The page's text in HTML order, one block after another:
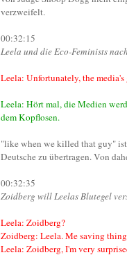
verzweifelt.
00:32:15
Leela und die Eco-Feminists
Leela: Unfortunately, the
Leela: Hört mal, die Medien
dem Kopflosen.
"like when we killed that guy"
Deutsche zu übertragen. Von
00:32:35
Zoidberg will Leelas Blutegel
Leela: Zoidberg?
Zoidberg: Leela. Me saving
Leela: Zoidberg, I'm very